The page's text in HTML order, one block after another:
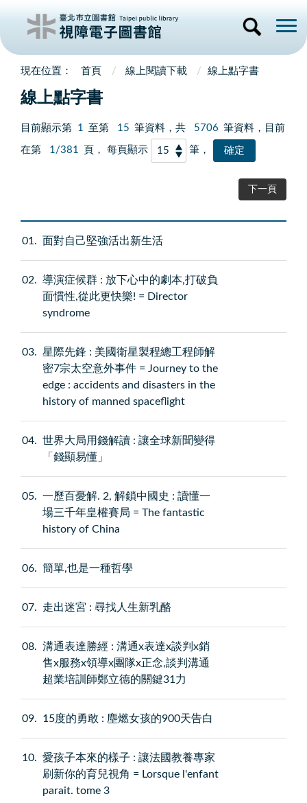
首頁 線上閱讀下載 線上點字書
線上點字書
目前顯示第 1 至第 15 筆資料，共 5706 筆資料，目前
在第 1/381 頁， 每頁顯示 筆，
下一頁
01 面對自己堅強活出新生活
02
導演症候群 : 放下心中的劇本,打破負
面慣性,從此更快樂! = Director
syndrome
03
星際先鋒 : 美國衛星製程總工程師解
密7宗太空意外事件 = Journey to the
edge : accidents and disasters in the
history of manned spaceflight
04
世界大局用錢解讀 : 讓全球新聞變得
「錢顯易懂」
05
一歷百憂解. 2, 解鎖中國史 : 讀懂一
場三千年皇權賽局 = The fantastic
history of China
06 簡單,也是一種哲學
07 走出迷宮 : 尋找人生新乳酪
08
溝通表達勝經 : 溝通x表達x談判x銷
售x服務x領導x團隊x正念,談判溝通
超業培訓師鄭立德的關鍵31力
09 15度的勇敢 : 塵燃女孩的900天告白
10
愛孩子本來的樣子 : 讓法國教養專家
刷新你的育兒視角 = Lorsque l'enfant
parait. tome 3